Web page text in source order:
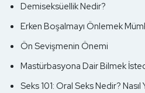
Demiseksüellik Nedir?
Erken Boşalmayı Önlemek
Ön Sevişmenin Önemi
Mastürbasyona Dair Bilmek
Seks 101: Oral Seks Nedir? Nasıl